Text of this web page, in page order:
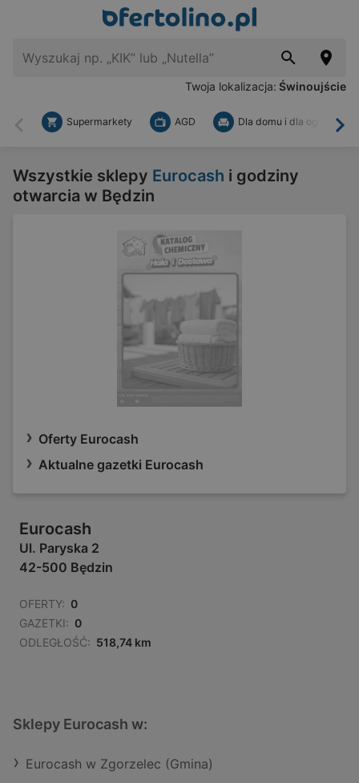
Twoja lokalizacja: Świnoujście
Wstecz
Supermarkety AGD Dla domu i dla ogrodu
Wszystkie sklepy Eurocash i godziny
otwarcia w Będzin
Oferty Eurocash
Aktualne gazetki Eurocash
Eurocash
Ul. Paryska 2
42-500 Będzin
OFERTY: 0
GAZETKI: 0
ODLEGŁOŚĆ: 518,74 km
Sklepy Eurocash w:
Eurocash w Zgorzelec (Gmina)